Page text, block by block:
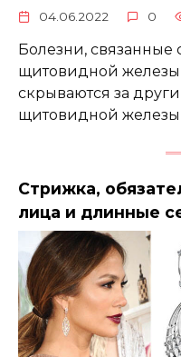
04.06.2022 0
Болезни, связанные
щитовидной
скрываются за
щитовидной
Стрижка,
лица и длинные